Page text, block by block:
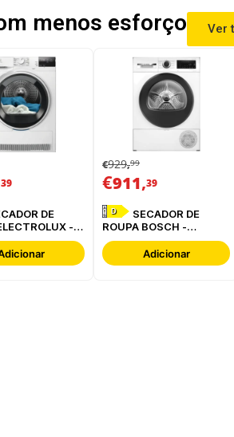
menos esforço Ver
39
-
€929,99
€911,39
D
ROUPA BOSCH -
WQG24200ES
Adicionar